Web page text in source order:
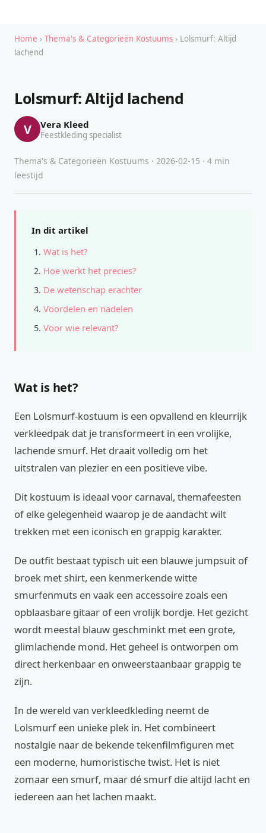
Home › Thema's & Categorieën Kostuums › Lolsmurf: Altijd
lachend
Lolsmurf: Altijd lachend
V Vera Kleed
Feestkleding specialist
Thema's & Categorieën Kostuums · 2026-02-15 · 4 min
leestijd
In dit artikel
Wat is het?
Hoe werkt het precies?
De wetenschap erachter
Voordelen en nadelen
Voor wie relevant?
Wat is het?
Een Lolsmurf-kostuum is een opvallend en kleurrijk
verkleedpak dat je transformeert in een vrolijke,
lachende smurf. Het draait volledig om het
uitstralen van plezier en een positieve vibe.
Dit kostuum is ideaal voor carnaval, themafeesten
of elke gelegenheid waarop je de aandacht wilt
trekken met een iconisch en grappig karakter.
De outfit bestaat typisch uit een blauwe jumpsuit of
broek met shirt, een kenmerkende witte
smurfenmuts en vaak een accessoire zoals een
opblaasbare gitaar of een vrolijk bordje. Het gezicht
wordt meestal blauw geschminkt met een grote,
glimlachende mond. Het geheel is ontworpen om
direct herkenbaar en onweerstaanbaar grappig te
zijn.
In de wereld van verkleedkleding neemt de
Lolsmurf een unieke plek in. Het combineert
nostalgie naar de bekende tekenfilmfiguren met
een moderne, humoristische twist. Het is niet
zomaar een smurf, maar dé smurf die altijd lacht en
iedereen aan het lachen maakt.